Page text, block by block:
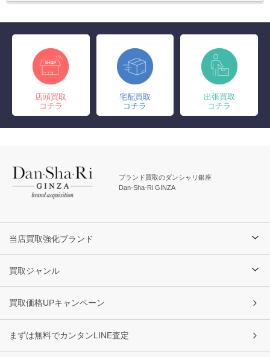
店頭買取
コチラ
宅配買取
コチラ
出張買取
コチラ
ブランド買取のダンシャリ銀座
Dan-Sha-Ri GINZA
当店買取強化ブランド
買取ジャンル
買取価格UPキャンペーン
まずは無料でカンタンLINE査定